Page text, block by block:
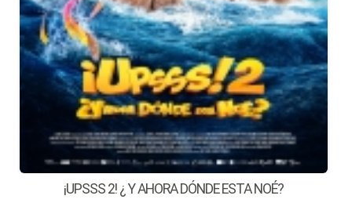
¡UPSSS 2! ¿ Y AHORA DÓNDE ESTA NOÉ?